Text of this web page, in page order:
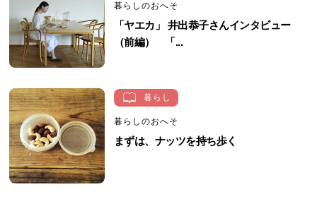
暮らしのおへそ
「ヤエカ」 井出恭子さんインタビュー
（前編） 「...
暮らし
暮らしのおへそ
まずは、ナッツを持ち歩く